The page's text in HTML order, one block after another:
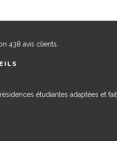
438 avis clients.
étudiantes adaptées et